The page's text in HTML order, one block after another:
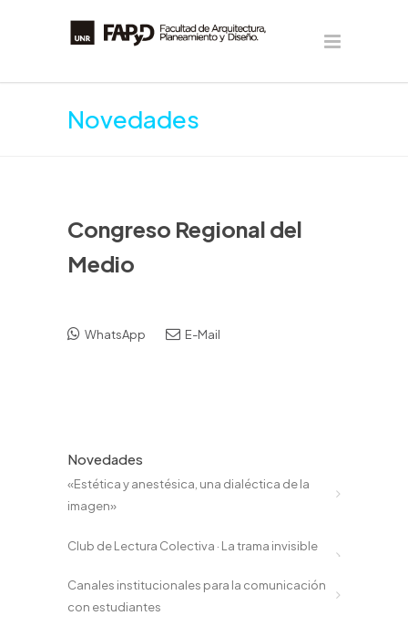
Novedades
Congreso Regional del
Medio
WhatsApp E-Mail
Novedades
«Estética y anestésica, una dialéctica de la
imagen»
Club de Lectura Colectiva · La trama invisible
Canales institucionales para la comunicación
con estudiantes